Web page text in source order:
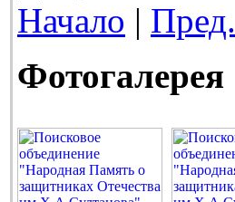
Начало | Пред.
Фотогалерея